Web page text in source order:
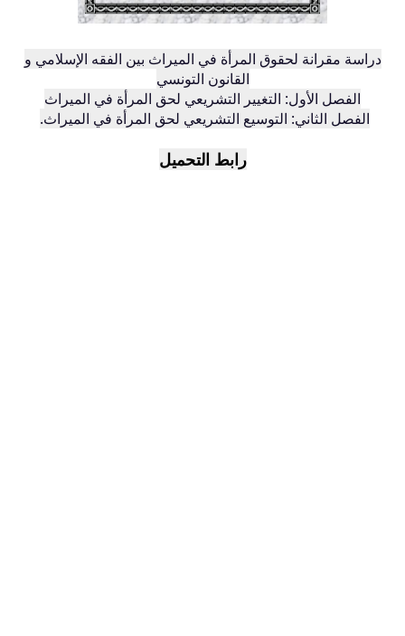
دراسة مقرانة لحقوق المرأة في الميراث بين الفقه الإسلامي و
القانون التونسي
الفصل الأول: التغيير التشريعي لحق المرأة في الميراث
الفصل الثاني: التوسيع التشريعي لحق المرأة في الميراث.
رابط التحميل